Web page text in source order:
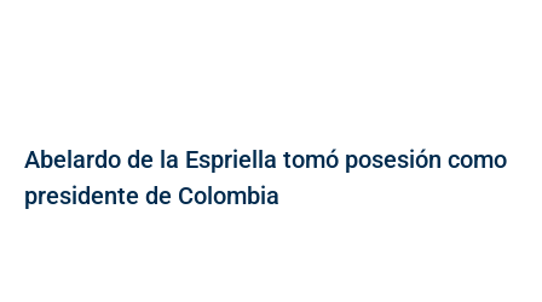
Abelardo de la Espriella tomó posesión como
presidente de Colombia